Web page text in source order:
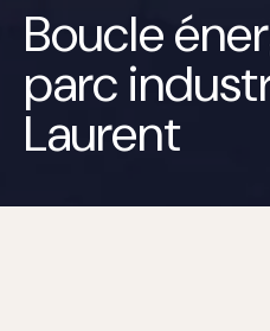
Boucle
parc
Laurent